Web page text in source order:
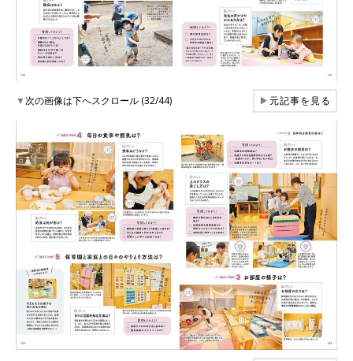
▼次の画像は下へスクロール (32/44) ▶元記事を見る